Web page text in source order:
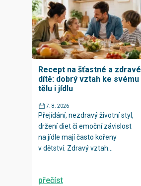
Recept na šťastné a zdravé
dítě: dobrý vztah ke svému
tělu i jídlu
7. 8. 2026
Přejídání, nezdravý životní styl,
držení diet či emoční závislost
na jídle mají často kořeny
v dětství. Zdravý vztah...
přečíst